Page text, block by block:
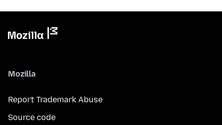
Mozilla
Report Trademark Abuse
Source code